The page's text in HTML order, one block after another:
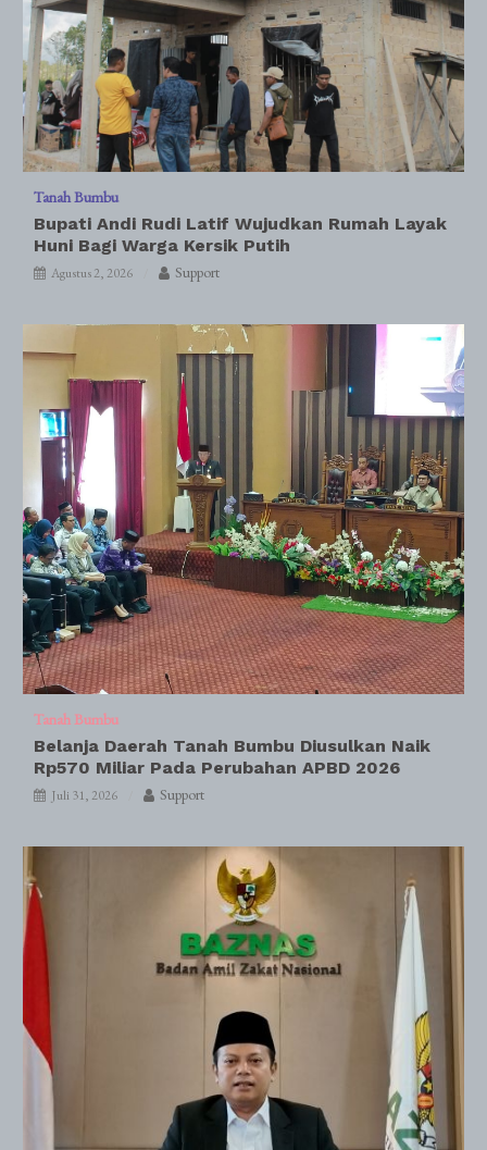
Tanah Bumbu
Bupati Andi Rudi Latif Wujudkan Rumah Layak
Huni Bagi Warga Kersik Putih
Agustus 2, 2026 Support
Tanah Bumbu
Belanja Daerah Tanah Bumbu Diusulkan Naik
Rp570 Miliar Pada Perubahan APBD 2026
Juli 31, 2026 Support